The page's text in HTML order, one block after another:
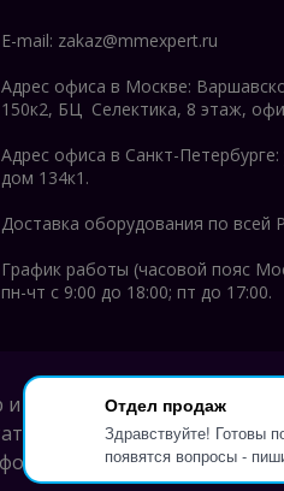
Отдел продаж
Здравствуйте! Готовы
появятся вопросы -
E-mail: zakaz@mmexpert.ru
Адрес офиса в Москве:
150к2, БЦ Селектика, 8 этаж,
Адрес офиса в Санкт-
дом 134к1.
Доставка оборудования по всей
График работы (часовой пояс
пн-чт с 9:00 до 18:00; пт до 17:00.
ни при каких условиях
435 и 437 Гражданского
звонка на номер,